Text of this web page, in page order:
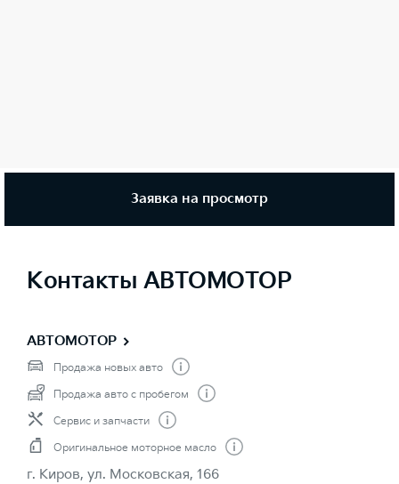
Заявка на просмотр
Контакты АВТОМОТОР
АВТОМОТОР
Продажа новых авто
Продажа авто с пробегом
Сервис и запчасти
Оригинальное моторное масло
г. Киров, ул. Московская, 166